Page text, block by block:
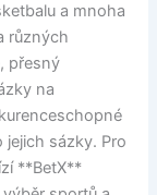
a mnoha
různých
přesný
na
sázky. Pro
**BetX**